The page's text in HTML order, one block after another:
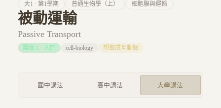
大1 · 第1學期 普通生物學（上） 細胞膜與運輸
被動運輸
Passive Transport
難度 1 · 入門 cell-biology 想做成互動版
國中講法 高中講法 大學講法